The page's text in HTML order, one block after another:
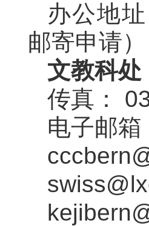
办公地
邮寄申请）
文教科处
传真：
电子邮箱